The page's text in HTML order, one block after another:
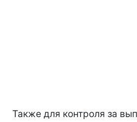
Также для контроля за